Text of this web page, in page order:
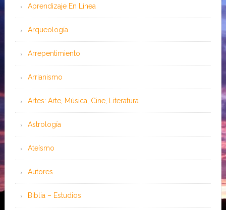
Aprendizaje En Línea
Arqueología
Arrepentimiento
Arrianismo
Artes: Arte, Música, Cine, Literatura
Astrología
Ateísmo
Autores
Biblia – Estudios